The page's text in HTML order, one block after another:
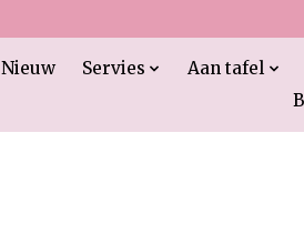
Servies Aan tafel